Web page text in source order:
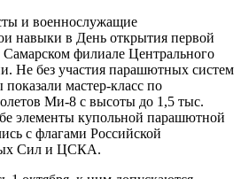
и военнослужащие
навыки в День открытия первой
филиале Центрального
Не без участия парашютных систем
мастер-класс по
Ми-8 с высоты до 1,5 тыс.
элементы купольной парашютной
с флагами Российской
Сил и ЦСКА.